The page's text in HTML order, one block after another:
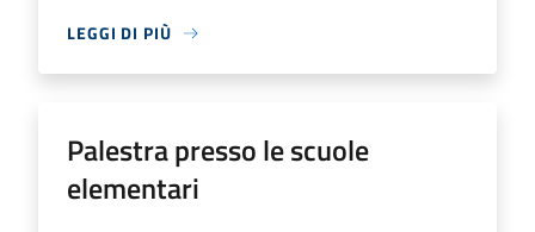
LEGGI DI PIÙ
Palestra presso le scuole
elementari